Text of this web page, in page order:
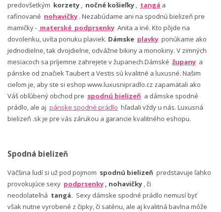
predovšetkým korzety , nočné košieľky , tangá a
rafinované nohavičky . Nezabúdame ani na spodnú bielizeň pre
mamičky - materské podprsenky Anita a iné. Kto pôjde na
dovolenku, uvíta ponuku plaviek. Dámske plavky ponúkame ako
jednodielne, tak dvojdielne, odvážne bikiny a monokiny. V zimných
mesiacoch sa príjemne zahrejete v županech.Dámské župany a
pánske od značiek Taubert a Vestis sú kvalitné a luxusné. Našim
cieľom je, aby ste si eshop www.luxusnipradlo.cz zapamätali ako
Váš obľúbený obchod pre spodnú bielizeň a dámske spodné
prádlo, ale aj pánske spodné prádlo hľadali vždy u nás. Luxusná
bielizeň .sk je pre vás zárukou a garancie kvalitného eshopu.
Spodná bielizeň
Väčšina ľudí si už pod pojmom spodnú bielizeň predstavuje ľahko
provokujúce sexy podprsenky , nohavičky , či
neodolateľná tangá. Sexy dámske spodné prádlo nemusí byť
však nutne vyrobené z čipky, či saténu, ale aj kvalitná bavlna môže